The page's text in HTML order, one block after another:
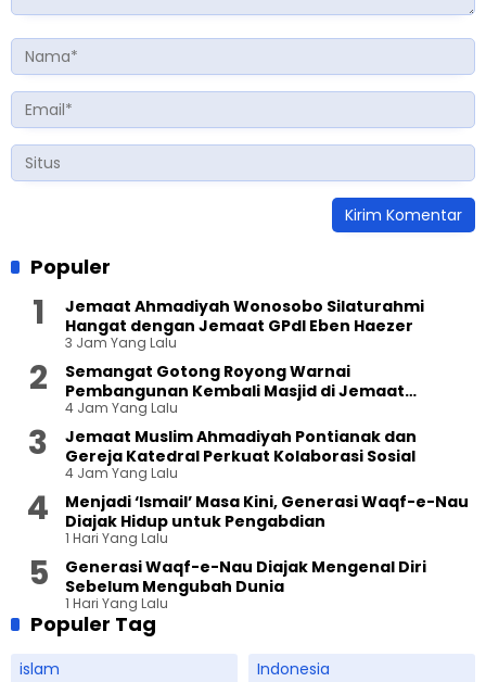
Populer
Jemaat Ahmadiyah Wonosobo Silaturahmi
Hangat dengan Jemaat GPdI Eben Haezer
3 Jam Yang Lalu
Semangat Gotong Royong Warnai
Pembangunan Kembali Masjid di Jemaat
Ahmadiyah Sukapura
4 Jam Yang Lalu
Jemaat Muslim Ahmadiyah Pontianak dan
Gereja Katedral Perkuat Kolaborasi Sosial
4 Jam Yang Lalu
Menjadi ‘Ismail’ Masa Kini, Generasi Waqf-e-Nau
Diajak Hidup untuk Pengabdian
1 Hari Yang Lalu
Generasi Waqf-e-Nau Diajak Mengenal Diri
Sebelum Mengubah Dunia
1 Hari Yang Lalu
Populer Tag
islam
Indonesia